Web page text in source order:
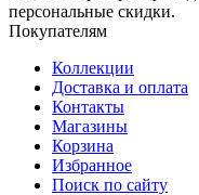
персональные скидки.
Покупателям
Коллекции
Доставка и оплата
Контакты
Магазины
Корзина
Избранное
Поиск по сайту